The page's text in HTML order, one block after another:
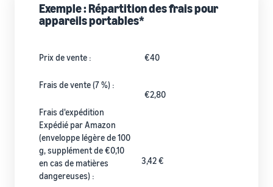
Exemple : Répartition des frais pour
appareils portables*
Prix de vente : €40
Frais de vente (7 %) :
€2,80
Frais d'expédition
Expédié par Amazon
(enveloppe légère de 100
g, supplément de €0,10
en cas de matières
dangereuses) :
3,42 €